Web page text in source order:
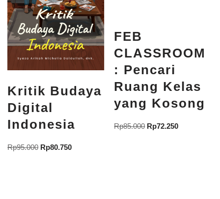
Kritik Budaya
Digital
Indonesia
Rp95.000 Rp80.750
FEB
CLASSROOM
: Pencari
Ruang Kelas
yang Kosong
Rp85.000 Rp72.250